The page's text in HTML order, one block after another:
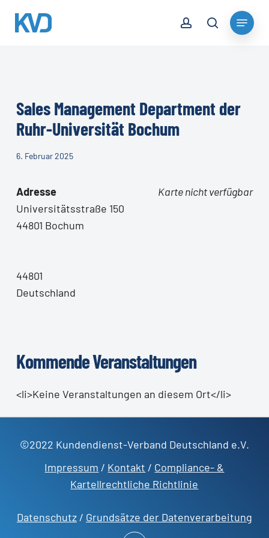
search
Menu
Sales Management Department der
Ruhr-Universität Bochum
6. Februar 2025
Karte nicht verfügbar
Adresse
Universitätsstraße 150
44801 Bochum
44801
Deutschland
Kommende Veranstaltungen
<li>Keine Veranstaltungen an diesem Ort</li>
©2022 Kundendienst-Verband Deutschland e.V.
Impressum / Kontakt / Compliance- &
Kartellrechtliche Richtlinie
Datenschutz/ Grundsätze der Datenverarbeitung
Close